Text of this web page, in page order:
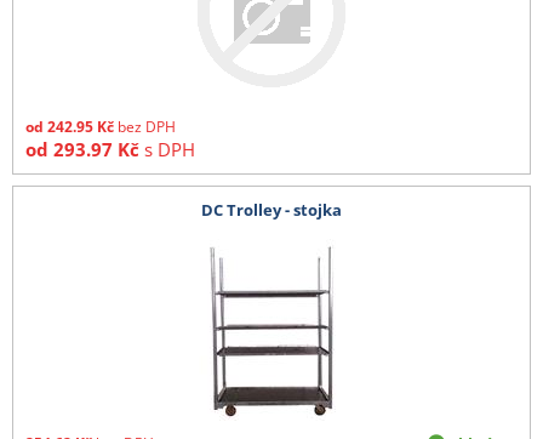
od 242.95 Kč bez DPH
od 293.97 Kč s DPH
DC Trolley - stojka